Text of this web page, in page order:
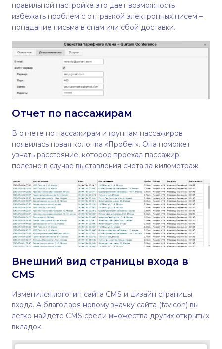
правильной настройке это дает возможность
избежать проблем с отправкой электронных писем –
попадание письма в спам или сбой доставки.
Отчет по пассажирам
В отчете по пассажирам и группам пассажиров
появилась новая колонка «Пробег». Она поможет
узнать расстояние, которое проехал пассажир;
полезно в случае выставления счета за километраж.
Внешний вид страницы входа в
CMS
Изменился логотип сайта CMS и дизайн страницы
входа. А благодаря новому значку сайта (favicon) вы
легко найдете CMS среди множества других открытых
вкладок.